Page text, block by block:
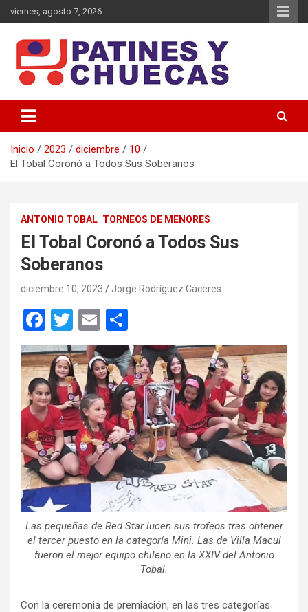
Saltar
al
viernes, agosto 7, 2026
Patines y Chuecas
Inicio 2023 diciembre
10
El Tobal Coronó a Todos Sus Soberanos
ANTONIO TOBAL TORNEOS DE MENORES
El Tobal Coronó a Todos Sus
Soberanos
diciembre 10, 2023 Jorge Rodríguez Cáceres
F
a
ce
b
o
o
k
T
wi
tt
er
E
m
ail
o
m
p
ar
tir
Las pequeñas de Red Star lucen sus trofeos tras obtener
el tercer puesto en la categoría Mini. Las de Villa Macul
fueron el mejor equipo chileno en la XXIV del Antonio
Tobal.
Con la ceremonia de premiación, en las tres categorías